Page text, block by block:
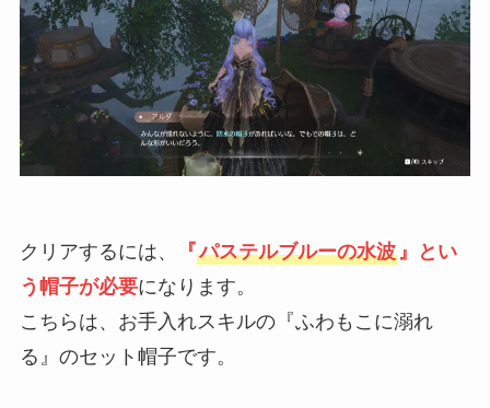
クリアするには、 『パステルブルーの水波』とい
う帽子が必要になります。
こちらは、お手入れスキルの『ふわもこに溺れ
る』のセット帽子です。